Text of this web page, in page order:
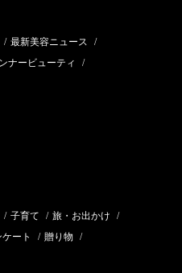
/ 最新美容ニュース /
ナービューティ /
/ 子育て / 旅・お出かけ /
ート / 贈り物 /